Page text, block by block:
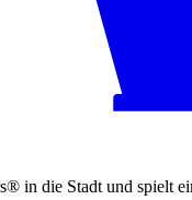
in die Stadt und spielt